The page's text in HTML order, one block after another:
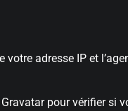
adresse IP et
pour vérifier si